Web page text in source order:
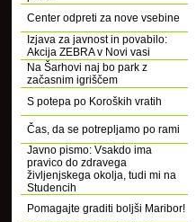
Center odpreti za nove vsebine
Izjava za javnost in povabilo:
Akcija ZEBRA v Novi vasi
Na Šarhovi naj bo park z
začasnim igriščem
S potepa po Koroških vratih
Čas, da se potrepljamo po rami
Javno pismo: Vsakdo ima
pravico do zdravega
življenjskega okolja, tudi mi na
Studencih
Pomagajte graditi boljši Maribor!